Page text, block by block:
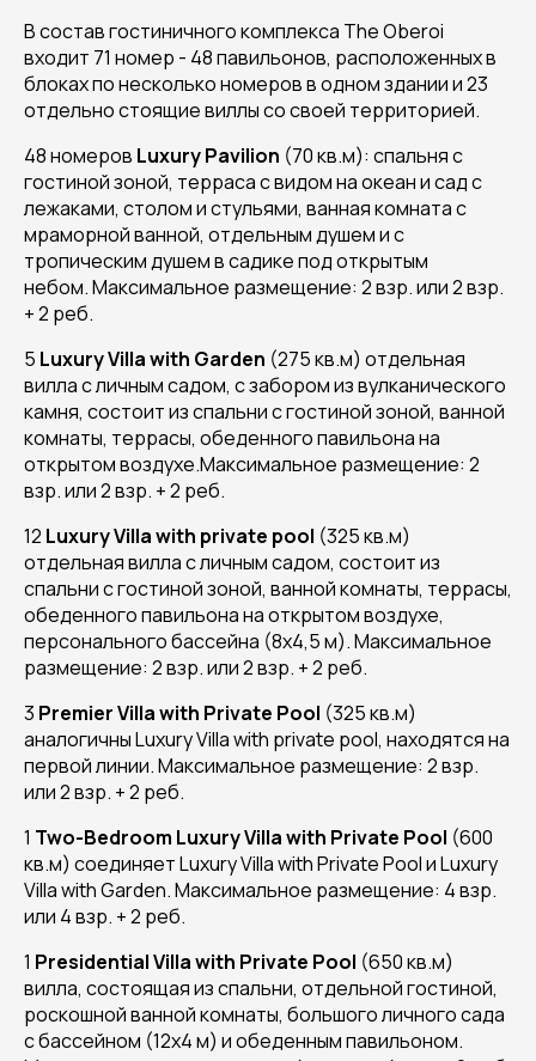
В состав гостиничного комплекса The Oberoi
входит 71 номер - 48 павильонов, расположенных в
блоках по несколько номеров в одном здании и 23
отдельно стоящие виллы со своей территорией.
48 номеров Luxury Pavilion (70 кв.м): спальня с
гостиной зоной, терраса с видом на океан и сад с
лежаками, столом и стульями, ванная комната с
мраморной ванной, отдельным душем и с
тропическим душем в садике под открытым
небом. Максимальное размещение: 2 взр. или 2 взр.
+ 2 реб.
5 Luxury Villa with Garden (275 кв.м) отдельная
вилла с личным садом, с забором из вулканического
камня, состоит из спальни с гостиной зоной, ванной
комнаты, террасы, обеденного павильона на
открытом воздухе.Максимальное размещение: 2
взр. или 2 взр. + 2 реб.
12 Luxury Villa with private pool (325 кв.м)
отдельная вилла с личным садом, состоит из
спальни с гостиной зоной, ванной комнаты, террасы,
обеденного павильона на открытом воздухе,
персонального бассейна (8х4,5 м). Максимальное
размещение: 2 взр. или 2 взр. + 2 реб.
3 Premier Villa with Private Pool (325 кв.м)
аналогичны Luxury Villa with private pool, находятся на
первой линии. Максимальное размещение: 2 взр.
или 2 взр. + 2 реб.
1 Two-Bedroom Luxury Villa with Private Pool (600
кв.м) соединяет Luxury Villa with Private Pool и Luxury
Villa with Garden. Максимальное размещение: 4 взр.
или 4 взр. + 2 реб.
1 Presidential Villa with Private Pool (650 кв.м)
вилла, состоящая из спальни, отдельной гостиной,
роскошной ванной комнаты, большого личного сада
с бассейном (12х4 м) и обеденным павильоном.